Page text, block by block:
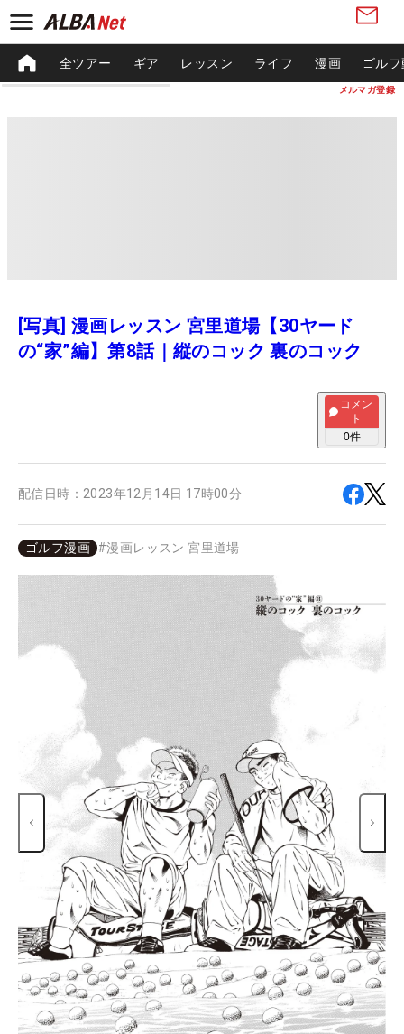
メルマガ登録
全ツアー ギア レッスン ライフ 漫画 ゴル
[写真] 漫画レッスン 宮里道場【30ヤード
の“家”編】第8話｜縦のコック 裏のコック
コメン
ト
0件
配信日時： 2023年12月14日 17時00分
ゴルフ漫画 #漫画レッスン 宮里道場